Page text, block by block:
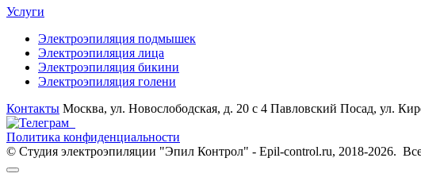
Услуги
Электроэпиляция подмышек
Электроэпиляция лица
Электроэпиляция бикини
Электроэпиляция голени
Контакты Москва, ул. Новослободская, д. 20 с 4 Павловский Посад, ул.
Политика конфиденциальности
© Студия электроэпиляции "Эпил Контрол" - Epil-control.ru, 2018-2026.